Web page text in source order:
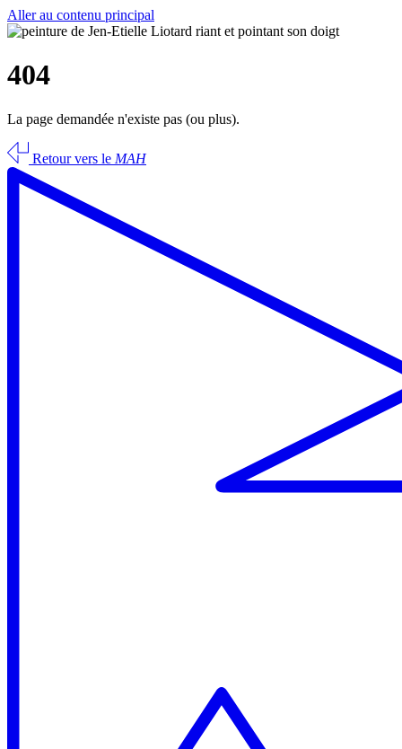
Aller au contenu principal
404
La page demandée n'existe pas (ou plus).
Retour vers le MAH